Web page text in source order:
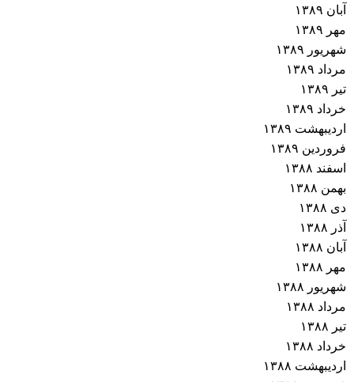
آبان ۱۳۸۹
مهر ۱۳۸۹
شهریور ۱۳۸۹
مرداد ۱۳۸۹
تیر ۱۳۸۹
خرداد ۱۳۸۹
اردیبهشت ۱۳۸۹
فروردین ۱۳۸۹
اسفند ۱۳۸۸
بهمن ۱۳۸۸
دی ۱۳۸۸
آذر ۱۳۸۸
آبان ۱۳۸۸
مهر ۱۳۸۸
شهریور ۱۳۸۸
مرداد ۱۳۸۸
تیر ۱۳۸۸
خرداد ۱۳۸۸
اردیبهشت ۱۳۸۸